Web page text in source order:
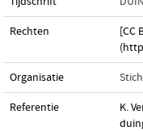
Rechten
[CC
Organisatie
Referentie
K.